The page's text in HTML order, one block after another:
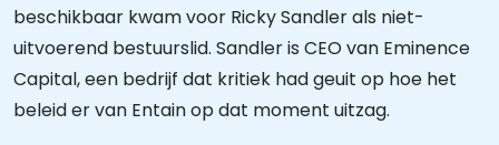
beschikbaar kwam voor Ricky Sandler als niet-
uitvoerend bestuurslid. Sandler is CEO van Eminence
Capital, een bedrijf dat kritiek had geuit op hoe het
beleid er van Entain op dat moment uitzag.